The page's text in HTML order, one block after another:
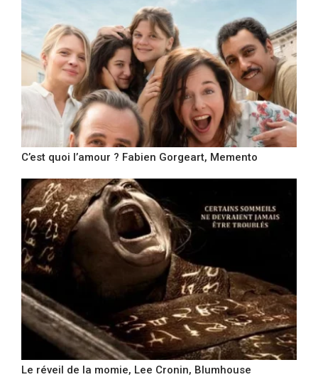
C’est quoi l’amour ? Fabien Gorgeart, Memento
Le réveil de la momie, Lee Cronin, Blumhouse